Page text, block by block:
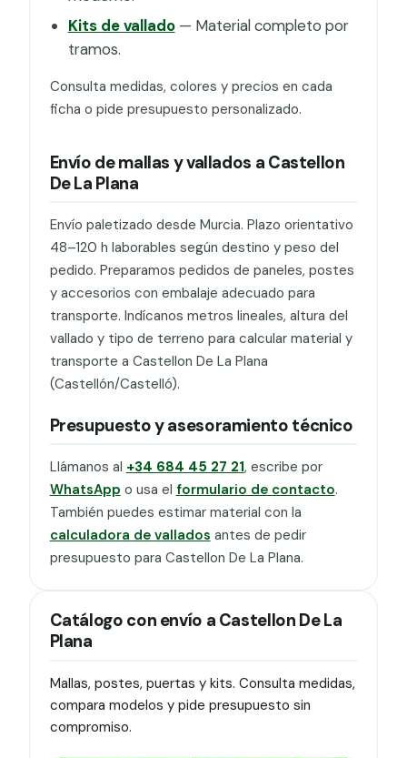
Kits de vallado— Material completo por
tramos.
Consulta medidas, colores y precios en cada
ficha o pide presupuesto personalizado.
Envío de mallas y vallados a Castellon
De La Plana
Envío paletizado desde Murcia. Plazo orientativo
48–120 h laborables según destino y peso del
pedido. Preparamos pedidos de paneles, postes
y accesorios con embalaje adecuado para
transporte. Indícanos metros lineales, altura del
vallado y tipo de terreno para calcular material y
transporte a Castellon De La Plana
(Castellón/Castelló).
Presupuesto y asesoramiento técnico
Llámanos al +34 684 45 27 21, escribe por
WhatsApp o usa el formulario de contacto.
También puedes estimar material con la
calculadora de vallados antes de pedir
presupuesto para Castellon De La Plana.
Catálogo con envío a Castellon De La
Plana
Mallas, postes, puertas y kits. Consulta medidas,
compara modelos y pide presupuesto sin
compromiso.